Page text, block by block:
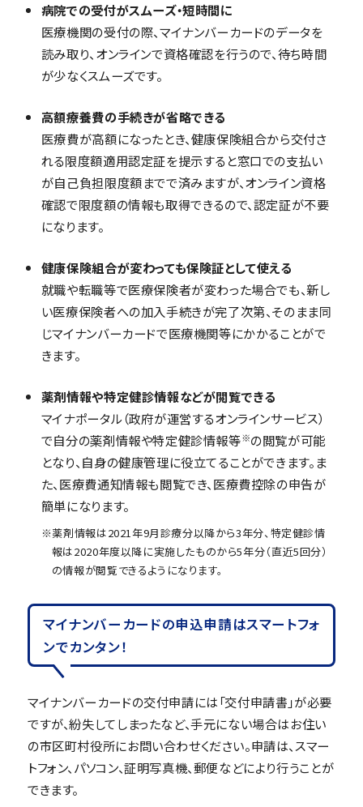
病院での受付がスムーズ・短時間に
医療機関の受付の際、マイナンバーカードのデータを
読み取り、オンラインで資格確認を行うので、待ち時間
が少なくスムーズです。
高額療養費の手続きが省略できる
医療費が高額になったとき、健康保険組合から交付さ
れる限度額適用認定証を提示すると窓口での支払い
が自己負担限度額までで済みますが、オンライン資格
確認で限度額の情報も取得できるので、認定証が不要
になります。
健康保険組合が変わっても保険証として使える
就職や転職等で医療保険者が変わった場合でも、新し
い医療保険者への加入手続きが完了次第、そのまま同
じマイナンバーカードで医療機関等にかかることがで
きます。
薬剤情報や特定健診情報などが閲覧できる
マイナポータル（政府が運営するオンラインサービス）
で自分の薬剤情報や特定健診情報等※の閲覧が可能
となり、自身の健康管理に役立てることができます。ま
た、医療費通知情報も閲覧でき、医療費控除の申告が
簡単になります。
※薬剤情報は2021年9月診療分以降から3年分、特定健診情
報は2020年度以降に実施したものから5年分（直近5回分）
の情報が閲覧できるようになります。
マイナンバーカードの申込申請はスマートフォ
ンでカンタン！
マイナンバーカードの交付申請には「交付申請書」が必要
ですが、紛失してしまったなど、手元にない場合はお住い
の市区町村役所にお問い合わせください。申請は、スマー
トフォン、パソコン、証明写真機、郵便などにより行うことが
できます。